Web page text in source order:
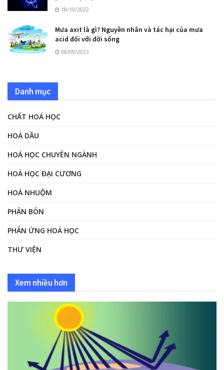
18/10/2022
Mưa axit là gì? Nguyên nhân và tác hại của mưa
acid đối với đời sống
08/09/2023
Danh mục
CHẤT HOÁ HỌC
HOÁ DẦU
HOÁ HỌC CHUYÊN NGÀNH
HOÁ HỌC ĐẠI CƯƠNG
HOÁ NHUỘM
PHÂN BÓN
PHẢN ỨNG HOÁ HỌC
THƯ VIỆN
Xem nhiều hơn